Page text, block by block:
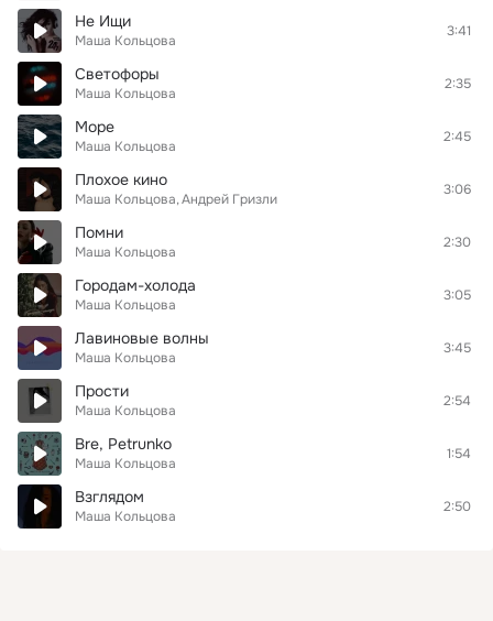
Не Ищи
Маша Кольцова
3:41
Светофоры
Маша Кольцова
2:35
Море
Маша Кольцова
2:45
Плохое кино
Маша Кольцова Андрей Гризли
3:06
Помни
Маша Кольцова
2:30
Городам-холода
Маша Кольцова
3:05
Лавиновые волны
Маша Кольцова
3:45
Прости
Маша Кольцова
2:54
Bre, Petrunko
Маша Кольцова
1:54
Взглядом
Маша Кольцова
2:50